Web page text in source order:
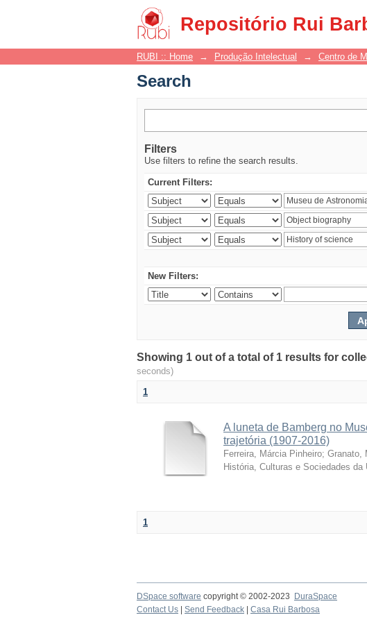
Repositório Rui
Search
RUBI :: Home → Produção Intelectual → Centro de
Search
Filters
Use filters to refine the search results.
Current Filters:
New Filters:
Showing 1 out of a total of 1 results for
seconds)
1
A luneta de Bamberg no
trajetória (1907-2016)
Ferreira, Márcia Pinheiro; Granato,
História, Culturas e Sociedades
1
DSpace software copyright © 2002-2023 DuraSpace
Contact Us
Send Feedback Casa Rui Barbosa